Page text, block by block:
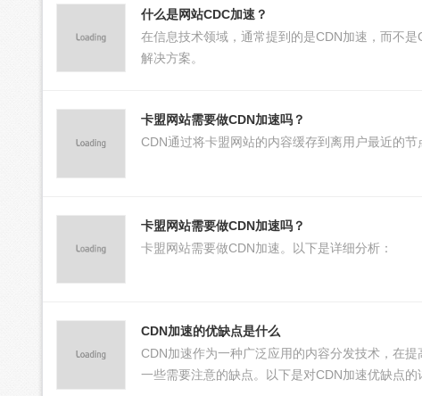
什么是网站CDC加速？
在信息技术领域，通常提到的是CDN加速，而不
解决方案。
卡盟网站需要做CDN加速吗？
CDN通过将卡盟网站的内容缓存到离用户最近的
卡盟网站需要做CDN加速吗？
卡盟网站需要做CDN加速。以下是详细分析：
CDN加速的优缺点是什么
CDN加速作为一种广泛应用的内容分发技术，在
一些需要注意的缺点。以下是对CDN加速优缺点的